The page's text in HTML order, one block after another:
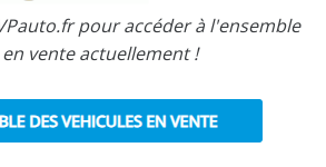
pour accéder à l'ensemble
vente actuellement !